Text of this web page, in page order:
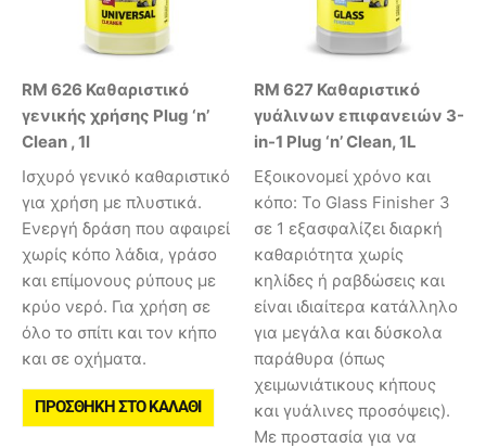
RM 626 Καθαριστικό
γενικής χρήσης Plug ‘n’
Clean , 1l
Ισχυρό γενικό καθαριστικό
για χρήση με πλυστικά.
Ενεργή δράση που αφαιρεί
χωρίς κόπο λάδια, γράσο
και επίμονους ρύπους με
κρύο νερό. Για χρήση σε
όλο το σπίτι και τον κήπο
και σε οχήματα.
ΠΡΟΣΘΉΚΗ ΣΤΟ ΚΑΛΆΘΙ
RM 627 Καθαριστικό
γυάλινων επιφανειών 3-
in-1 Plug ‘n’ Clean, 1L
Εξοικονομεί χρόνο και
κόπο: Το Glass Finisher 3
σε 1 εξασφαλίζει διαρκή
καθαριότητα χωρίς
κηλίδες ή ραβδώσεις και
είναι ιδιαίτερα κατάλληλο
για μεγάλα και δύσκολα
παράθυρα (όπως
χειμωνιάτικους κήπους
και γυάλινες προσόψεις).
Με προστασία για να